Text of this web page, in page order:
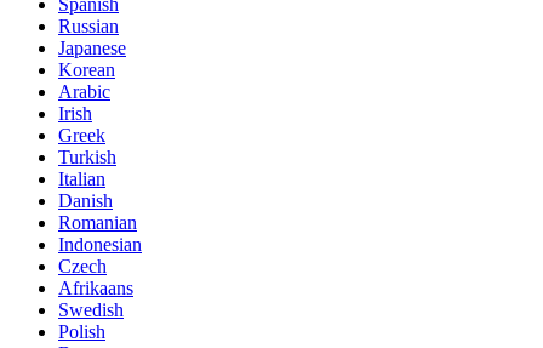
Russian
Japanese
Korean
Arabic
Irish
Greek
Turkish
Italian
Danish
Romanian
Indonesian
Czech
Afrikaans
Swedish
Polish